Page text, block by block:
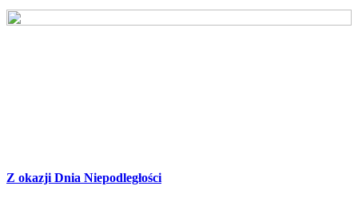
Z okazji Dnia Niepodległości